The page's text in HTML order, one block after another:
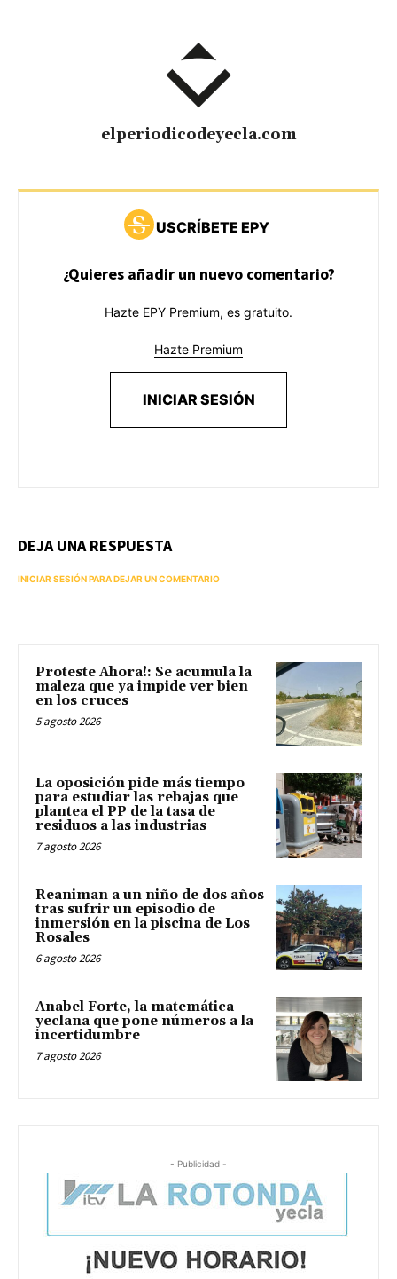
elperiodicodeyecla.com
USCRÍBETE EPY
¿Quieres añadir un nuevo comentario?
Hazte EPY Premium, es gratuito.
Hazte Premium
INICIAR SESIÓN
DEJA UNA RESPUESTA
INICIAR SESIÓN PARA DEJAR UN COMENTARIO
Proteste Ahora!: Se acumula la
maleza que ya impide ver bien
en los cruces
5 agosto 2026
La oposición pide más tiempo
para estudiar las rebajas que
plantea el PP de la tasa de
residuos a las industrias
7 agosto 2026
Reaniman a un niño de dos años
tras sufrir un episodio de
inmersión en la piscina de Los
Rosales
6 agosto 2026
Anabel Forte, la matemática
yeclana que pone números a la
incertidumbre
7 agosto 2026
- Publicidad -